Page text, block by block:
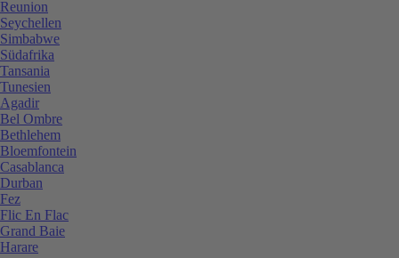
Reunion
Seychellen
Simbabwe
Südafrika
Tansania
Tunesien
Agadir
Bel Ombre
Bethlehem
Bloemfontein
Casablanca
Durban
Fez
Flic En Flac
Grand Baie
Harare